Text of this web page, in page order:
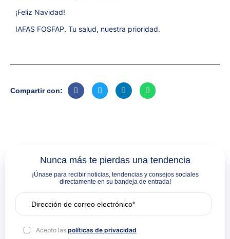
¡Feliz Navidad!
IAFAS FOSFAP. Tu salud, nuestra prioridad.
Compartir con:
Nunca más te pierdas una tendencia
¡Únase para recibir noticias, tendencias y consejos sociales
directamente en su bandeja de entrada!
Acepto las políticas de privacidad